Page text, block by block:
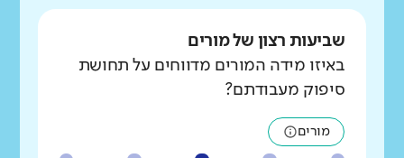
שביעות רצון של מורים
באיזו מידה המורים מדווחים על תחושת
סיפוק מעבודתם?
מורים